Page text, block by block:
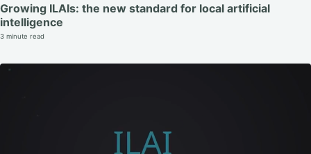
Growing ILAIs: the new standard for local artificial
intelligence
3 minute read